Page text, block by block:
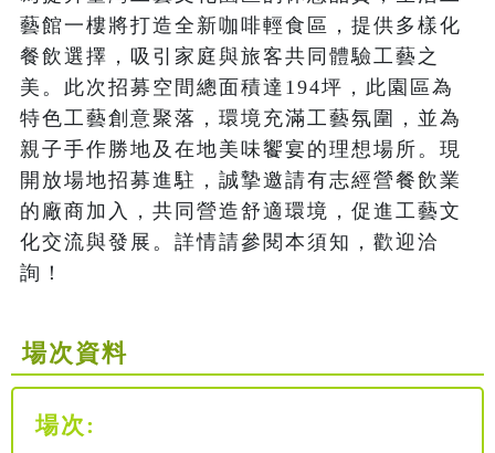
藝館一樓將打造全新咖啡輕食區，提供多樣化
餐飲選擇，吸引家庭與旅客共同體驗工藝之
美。此次招募空間總面積達194坪，此園區為
特色工藝創意聚落，環境充滿工藝氛圍，並為
親子手作勝地及在地美味饗宴的理想場所。現
開放場地招募進駐，誠摯邀請有志經營餐飲業
的廠商加入，共同營造舒適環境，促進工藝文
化交流與發展。詳情請參閱本須知，歡迎洽
詢！
場次資料
場次: